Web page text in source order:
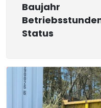
Baujahr
Status